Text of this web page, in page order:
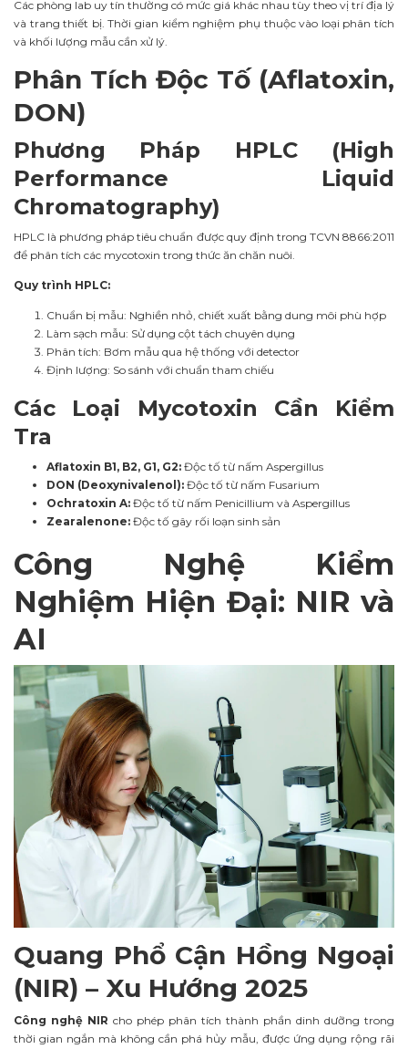
Các phòng lab uy tín thường có mức giá khác nhau tùy theo vị trí địa lý
và trang thiết bị. Thời gian kiểm nghiệm phụ thuộc vào loại phân tích
và khối lượng mẫu cần xử lý.
Phân Tích Độc Tố (Aflatoxin,
DON)
Phương Pháp HPLC (High
Performance Liquid
Chromatography)
HPLC là phương pháp tiêu chuẩn được quy định trong TCVN 8866:2011
để phân tích các mycotoxin trong thức ăn chăn nuôi.
Quy trình HPLC:
Chuẩn bị mẫu: Nghiền nhỏ, chiết xuất bằng dung môi phù hợp
Làm sạch mẫu: Sử dụng cột tách chuyên dụng
Phân tích: Bơm mẫu qua hệ thống với detector
Định lượng: So sánh với chuẩn tham chiếu
Các Loại Mycotoxin Cần Kiểm
Tra
Aflatoxin B1, B2, G1, G2: Độc tố từ nấm Aspergillus
DON (Deoxynivalenol): Độc tố từ nấm Fusarium
Ochratoxin A: Độc tố từ nấm Penicillium và Aspergillus
Zearalenone: Độc tố gây rối loạn sinh sản
Công Nghệ Kiểm
Nghiệm Hiện Đại: NIR và
AI
Quang Phổ Cận Hồng Ngoại
(NIR) – Xu Hướng 2025
Công nghệ NIR cho phép phân tích thành phần dinh dưỡng trong
thời gian ngắn mà không cần phá hủy mẫu, được ứng dụng rộng rãi